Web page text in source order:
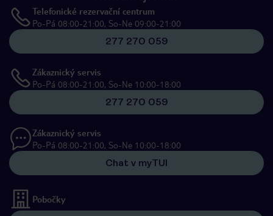
Telefonické rezervační centrum
Po-Pá 08:00-21:00, So-Ne 09:00-21:00
277 270 059
Zákaznický servis
Po-Pá 08:00-21:00, So-Ne 10:00-18:00
277 270 059
Zákaznický servis
Po-Pá 08:00-21:00, So-Ne 10:00-18:00
Chat v myTUI
Pobočky